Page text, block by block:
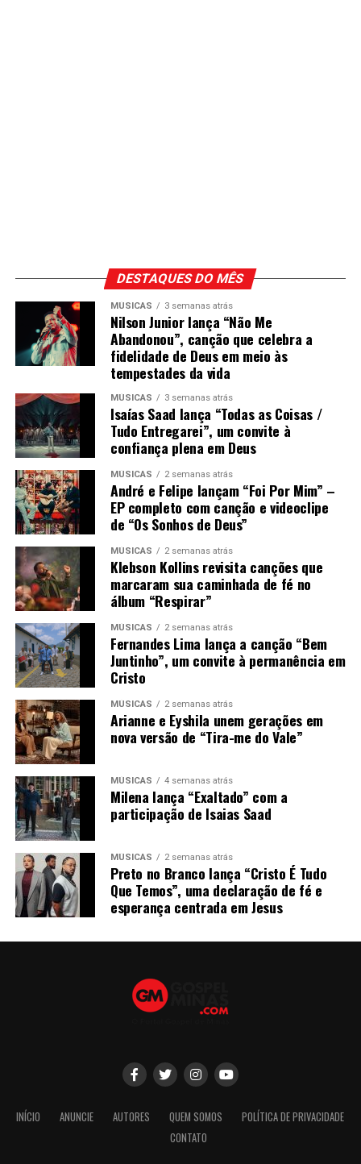
DESTAQUES DO MÊS
MÚSICAS 3 semanas atrás
Nilson Junior lança “Não Me
Abandonou”, canção que celebra a
fidelidade de Deus em meio às
tempestades da vida
MÚSICAS 3 semanas atrás
Isaías Saad lança “Todas as Coisas /
Tudo Entregarei”, um convite à
confiança plena em Deus
MÚSICAS 2 semanas atrás
André e Felipe lançam “Foi Por Mim” –
EP completo com canção e videoclipe
de “Os Sonhos de Deus”
MÚSICAS 2 semanas atrás
Klebson Kollins revisita canções que
marcaram sua caminhada de fé no
álbum “Respirar”
MÚSICAS 2 semanas atrás
Fernandes Lima lança a canção “Bem
Juntinho”, um convite à permanência em
Cristo
MÚSICAS 2 semanas atrás
Arianne e Eyshila unem gerações em
nova versão de “Tira-me do Vale”
MÚSICAS 4 semanas atrás
Milena lança “Exaltado” com a
participação de Isaias Saad
MÚSICAS 2 semanas atrás
Preto no Branco lança “Cristo É Tudo
Que Temos”, uma declaração de fé e
esperança centrada em Jesus
INÍCIO ANUNCIE AUTORES QUEM SOMOS
POLÍTICA DE PRIVACIDADE
CONTATO